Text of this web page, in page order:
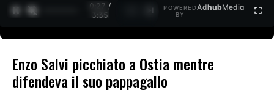
0:27 /
3:35
POWERED
BY
AdhubMedia
Enzo Salvi picchiato a Ostia mentre
difendeva il suo pappagallo